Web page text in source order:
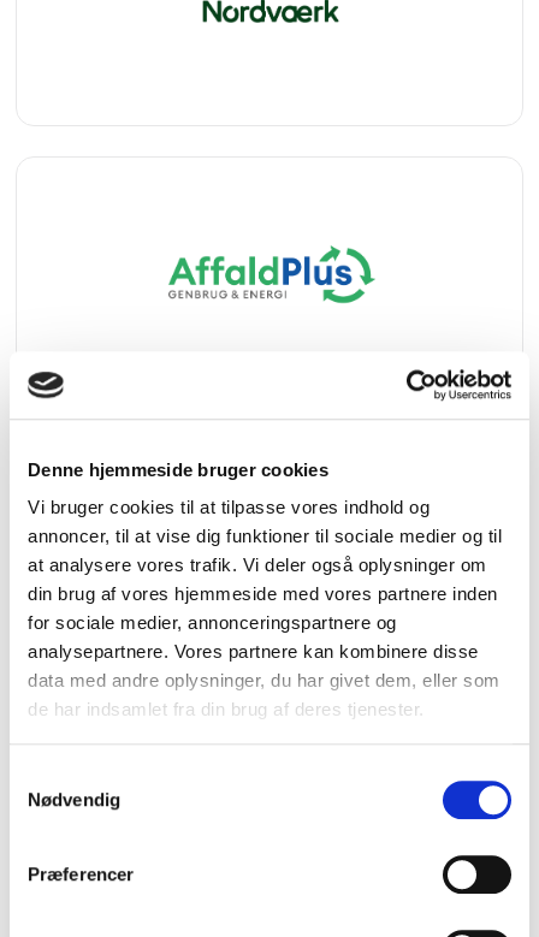
Denne hjemmeside bruger cookies
Vi bruger cookies til at tilpasse vores indhold og
annoncer, til at vise dig funktioner til sociale medier og til
at analysere vores trafik. Vi deler også oplysninger om
din brug af vores hjemmeside med vores partnere inden
for sociale medier, annonceringspartnere og
analysepartnere. Vores partnere kan kombinere disse
data med andre oplysninger, du har givet dem, eller som
de har indsamlet fra din brug af deres tjenester.
Nødvendig
Præferencer